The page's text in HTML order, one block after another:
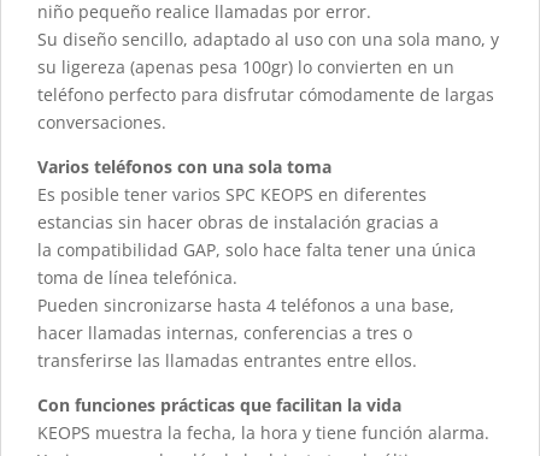
niño pequeño realice llamadas por error.
Su diseño sencillo, adaptado al uso con una sola mano, y
su ligereza (apenas pesa 100gr) lo convierten en un
teléfono perfecto para disfrutar cómodamente de largas
conversaciones.
Varios teléfonos con una sola toma
Es posible tener varios SPC KEOPS en diferentes
estancias sin hacer obras de instalación gracias a
la compatibilidad GAP, solo hace falta tener una única
toma de línea telefónica.
Pueden sincronizarse hasta 4 teléfonos a una base,
hacer llamadas internas, conferencias a tres o
transferirse las llamadas entrantes entre ellos.
Con funciones prácticas que facilitan la vida
KEOPS muestra la fecha, la hora y tiene función alarma.